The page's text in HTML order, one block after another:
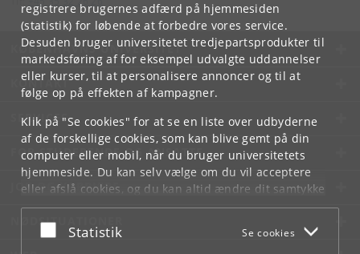
registrere brugernes adfærd på hjemmesiden
(statistik) for løbende at forbedre vores service.
Desuden bruger universitetet tredjepartsprodukter til
markedsføring af for eksempel udvalgte uddannelser
eller kurser, til at personalisere annoncer og til at
følge op på effekten af kampagner.
Klik på "Se cookies" for at se en liste over udbyderne
af de forskellige cookies, som kan blive gemt på din
computer eller mobil, når du bruger universitetets
hjemmeside. Du kan selv vælge om du vil acceptere
eller afslå cookies, og du kan altid ændre dit samtykke
underCookie- og privatlivspolitiksom du finder i
bunden af hver side.
Acceptér eller afslå
Statistik Se cookies
KØBENHAVNS UNIVERSITET
KONTAKT
SERVICES
FOR STUDERENDE OG ANSATTE
JOB OG KARRIERE
NØDSITUATIONER